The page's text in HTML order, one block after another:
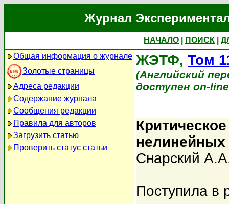
Журнал
НАЧАЛО ПОИСК
Общая информация о журнале
Золотые страницы
Адреса редакции
Содержание журнала
Сообщения редакции
Правила для авторов
Загрузить статью
Проверить статус статьи
ЖЭТФ, Том
(Английский
доступен on-
Снарский
Поступила в